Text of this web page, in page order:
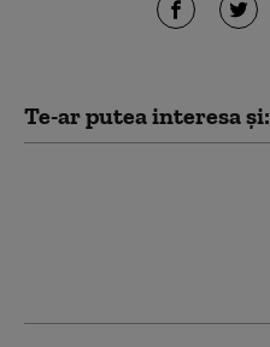
Te-ar putea interesa și: